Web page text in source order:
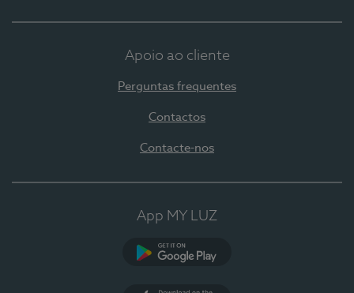
Apoio ao cliente
Perguntas frequentes
Contactos
Contacte-nos
App MY LUZ